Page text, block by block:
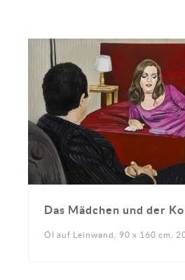
Das Mädchen und der
Öl auf Leinwand, 90 x 160 cm,